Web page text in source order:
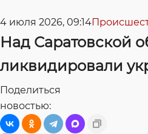
4 июля 2026, 09:14
Над Саратовской
ликвидировали
Поделиться
новостью: